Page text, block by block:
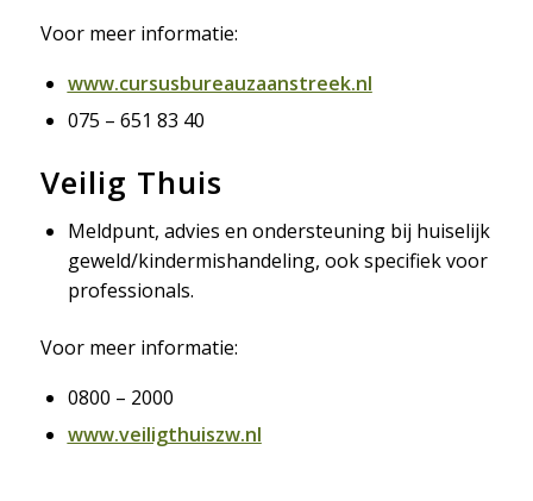
Voor meer informatie:
www.cursusbureauzaanstreek.nl
075 – 651 83 40
Veilig Thuis
Meldpunt, advies en ondersteuning bij huiselijk
geweld/kindermishandeling, ook specifiek voor
professionals.
Voor meer informatie:
0800 – 2000
www.veiligthuiszw.nl